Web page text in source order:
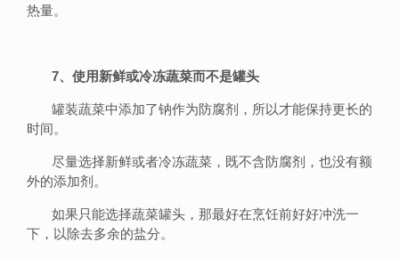
热量。
7、使用新鲜或冷冻蔬菜而不是罐头
罐装蔬菜中添加了钠作为防腐剂，所以才能保持更长的
时间。
尽量选择新鲜或者冷冻蔬菜，既不含防腐剂，也没有额
外的添加剂。
如果只能选择蔬菜罐头，那最好在烹饪前好好冲洗一
下，以除去多余的盐分。